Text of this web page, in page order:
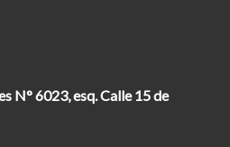
N° 6023, esq. Calle 15 de